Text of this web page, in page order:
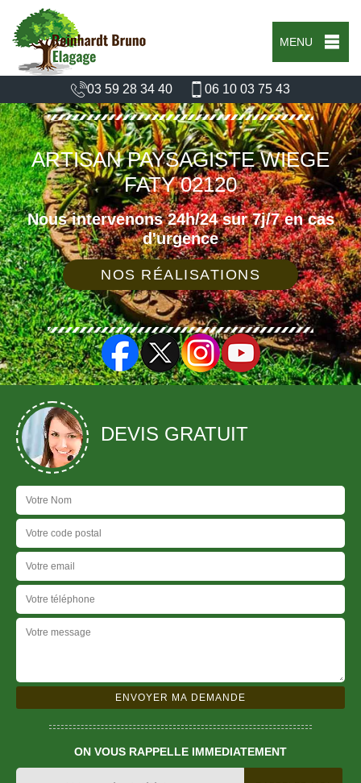
MENU
03 59 28 34 40 06 10 03 75 43
ARTISAN PAYSAGISTE WIEGE
FATY 02120
Nous intervenons 24h/24 sur 7j/7 en cas
d'urgence
NOS RÉALISATIONS
DEVIS GRATUIT
ON VOUS RAPPELLE IMMEDIATEMENT